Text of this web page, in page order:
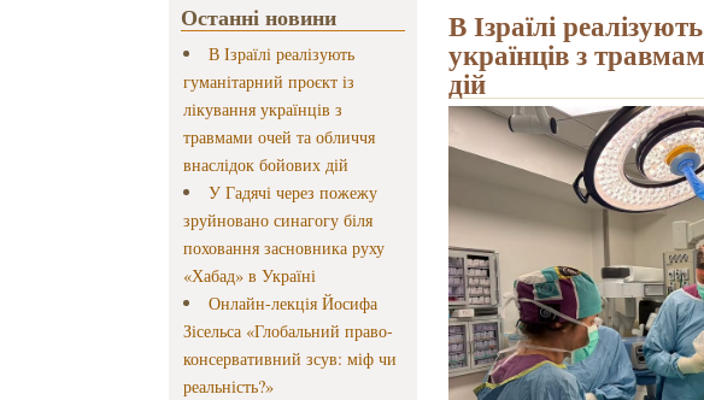
Останні новини
В Ізраїлі реалізують
гуманітарний проєкт із
лікування українців з
травмами очей та обличчя
внаслідок бойових дій
У Гадячі через пожежу
зруйновано синагогу біля
поховання засновника руху
«Хабад» в Україні
Онлайн-лекція Йосифа
Зісельса «Глобальний право-
консервативний зсув: міф чи
реальність?»
В Ізраїлі
українців з
дій